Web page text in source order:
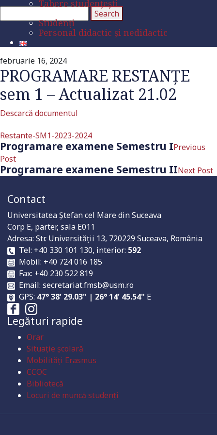
Tabere studențești
Studenți
Personal didactic și nedidactic
februarie 16, 2024
PROGRAMARE RESTANȚE
sem 1 – Actualizat 21.02
Descarcă documentul
Restante-SM1-2023-2024
Programare examene Semestru IPrevious
Post
Programare examene Semestru IINext Post
Contact
Universitatea Ştefan cel Mare din Suceava
Corp E, parter, sala E011
Adresa: Str. Universităţii 13, 720229 Suceava, România
Tel: +40 330 101 130, interior: 592
Mobil: +40 724 016 185
Fax: +40 230 522 819
Email: secretariat.fmsb@usm.ro
GPS: 47° 38' 29.03" | 26° 14' 45.54" E
Legături rapide
Orar
Situație școlară
Mobilități Erasmus
CCOC
Bibliotecă
Locuri de muncă studenți